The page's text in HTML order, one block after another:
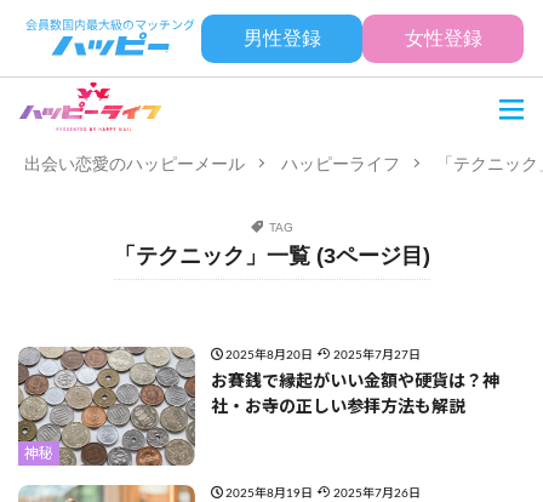
男性登録 女性登録
出会い恋愛のハッピーメール ハッピーライフ 「テクニッ
TAG
「テクニック」一覧 (3ページ目)
神秘
2025年8月20日 2025年7月27日
お賽銭で縁起がいい金額や硬貨は？神
社・お寺の正しい参拝方法も解説
2025年8月19日 2025年7月26日